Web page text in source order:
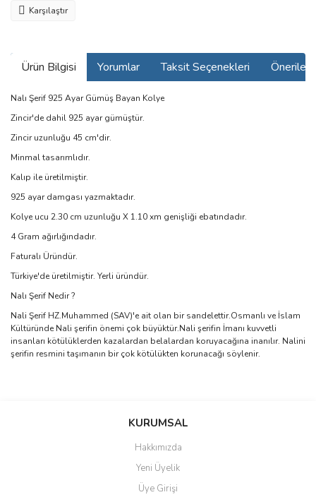
Karşılaştır
Ürün Bilgisi Yorumlar Taksit Seçenekleri
Nalı Şerif 925 Ayar Gümüş Bayan Kolye
Zincir'de dahil 925 ayar gümüştür.
Zincir uzunluğu 45 cm'dir.
Minmal tasarımlıdır.
Kalıp ile üretilmiştir.
925 ayar damgası yazmaktadır.
Kolye ucu 2.30 cm uzunluğu X 1.10 xm genişliği ebatındadır.
4 Gram ağırlığındadır.
Faturalı Üründür.
Türkiye'de üretilmiştir. Yerli üründür.
Nalı Şerif Nedir ?
Nali Şerif HZ.Muhammed (SAV)'e ait olan bir sandelettir.Osmanlı ve İslam
Kültüründe Nali şerifin önemi çok büyüktür.Nali şerifin İmanı kuvvetli
insanları kötülüklerden kazalardan belalardan koruyacağına inanılır. Nalini
şerifin resmini taşımanın bir çok kötülükten korunacağı söylenir.
Bu ürüne ilk yorumu siz yapın!
Yorum Yaz
Ürün resmi kalitesiz, bozuk veya görüntülenemiyor.
Ürün açıklamasında eksik bilgiler bulunuyor.
KURUMSAL
Hakkımızda
Yeni Üyelik
Üye Girişi